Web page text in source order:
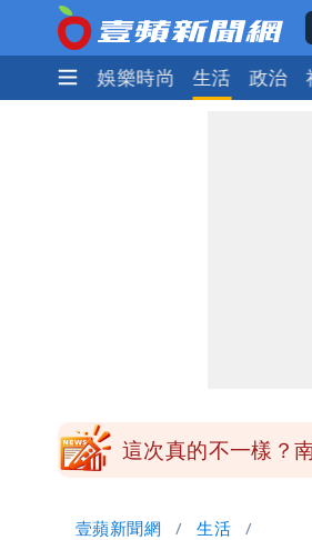
熱門 娛樂時尚 生活 政治
這次真的不一樣？
壹蘋新聞網 生活